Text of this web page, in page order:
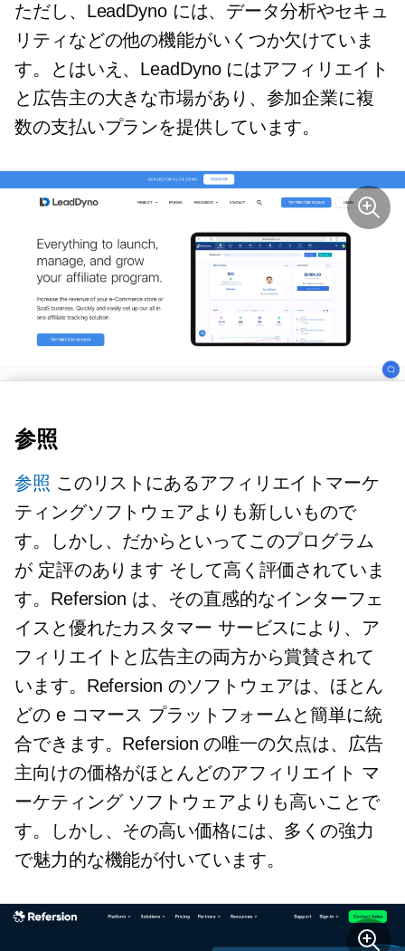
ただし、LeadDyno には、データ分析やセキュ
リティなどの他の機能がいくつか欠けていま
す。とはいえ、LeadDyno にはアフィリエイト
と広告主の大きな市場があり、参加企業に複
数の支払いプランを提供しています。
参照
参照 このリストにあるアフィリエイトマーケ
ティングソフトウェアよりも新しいもので
す。しかし、だからといってこのプログラム
が 定評のあります そして高く評価されていま
す。Refersion は、その直感的なインターフェ
イスと優れたカスタマー サービスにより、ア
フィリエイトと広告主の両方から賞賛されて
います。Refersion のソフトウェアは、ほとん
どの e コマース プラットフォームと簡単に統
合できます。Refersion の唯一の欠点は、広告
主向けの価格がほとんどのアフィリエイト マ
ーケティング ソフトウェアよりも高いことで
す。しかし、その高い価格には、多くの強力
で魅力的な機能が付いています。